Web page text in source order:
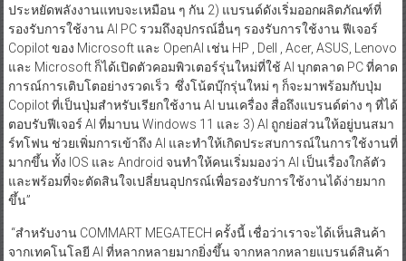
ประหยัดพลังงานแทบจะเหมือน ๆ กัน 2) แบรนด์ดังเริ่มออกผลิตภัณฑ์ที่
รองรับการใช้งาน AI PC รวมถึงอุปกรณ์อื่นๆ รองรับการใช้งาน ฟีเจอร์
Copilot ของ Microsoft และ OpenAI เช่น HP , Dell , Acer, ASUS, Lenovo
และ Microsoft ก็ได้เปิดตัวคอมพิวเตอร์รุ่นใหม่ที่ใช้ AI บุกตลาด PC ที่คาด
การณ์การเติบโตอย่างรวดเร็ว ซึ่งโน้ตบุ๊กรุ่นใหม่ ๆ ก็จะมาพร้อมกับปุ่ม
Copilot ที่เป็นปุ่มสำหรับเรียกใช้งาน AI บนเครื่อง สื่อถึงแบรนด์ต่าง ๆ ที่ได้
ตอบรับฟีเจอร์ AI ที่มาบน Windows 11 และ 3) AI ถูกย่อส่วนให้อยู่บนสมา
ร์ทโฟน ช่วยเพิ่มการเข้าถึง AI และทำให้เกิดประสบการณ์ในการใช้งานที่
มากขึ้น ทั้ง IOS และ Android จนทำให้คนเริ่มมองว่า AI เป็นเรื่องใกล้ตัว
และพร้อมที่จะตัดสินใจเปลี่ยนอุปกรณ์เพื่อรองรับการใช้งานได้ง่ายมาก
ขึ้น”
“สำหรับงาน COMMART MEGATECH ครั้งนี้ เชื่อว่าเราจะได้เห็นสินค้า
จากเทคโนโลยี AI ที่หลากหลายมากยิ่งขึ้น จากหลากหลายแบรนด์สินค้า